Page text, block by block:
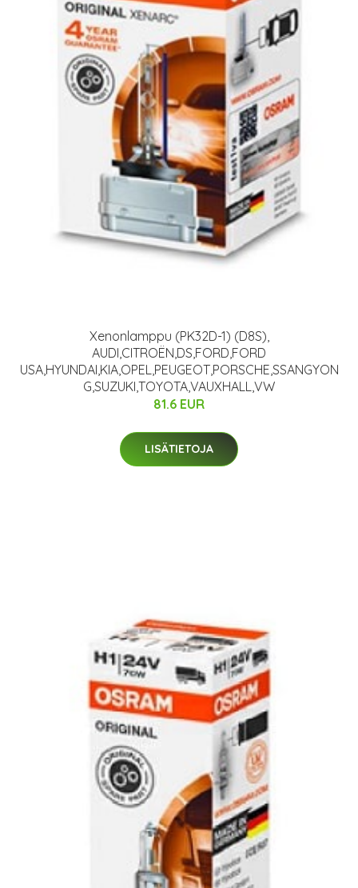
Xenonlamppu (PK32D-1) (D8S),
AUDI,CITROËN,DS,FORD,FORD
USA,HYUNDAI,KIA,OPEL,PEUGEOT,PORSCHE,SSANGYON
G,SUZUKI,TOYOTA,VAUXHALL,VW
81.6 EUR
LISÄTIETOJA